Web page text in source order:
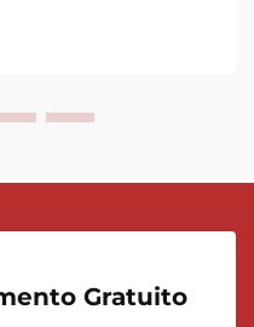
Gratuito